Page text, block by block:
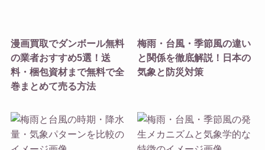
漫画買取でダンボール無料
の業者おすすめ5選！送
料・梱包資材まで無料で全
巻まとめて売る方法
梅雨・台風・季節風の違い
と関係を徹底解説！日本の
気象と防災対策